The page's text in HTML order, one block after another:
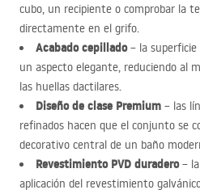
cubo, un recipiente o comprobar la
directamente en el grifo.
Acabado cepillado– la superficie
un aspecto elegante, reduciendo al
las huellas dactilares.
Diseño de clase Premium – las
refinados hacen que el conjunto se
decorativo central de un baño
Revestimiento PVD duradero– la
aplicación del revestimiento